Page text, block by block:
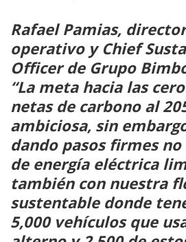
Rafael Pamias,
operativo y Chief
Officer de Grupo
“La meta hacia las
netas de carbono al
ambiciosa, sin
dando pasos firmes
de energía eléctrica
también con nuestra
sustentable donde
5,000 vehículos que